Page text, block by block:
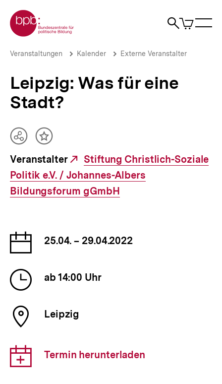
zum
Seiteninhalt
springen
Zur Startseite der bpb
Suche
Artikel
im
Leipzig:
Stadt?
bpb.de
Brotkrümelnavigation
Pfadnavigation
Veranstaltungen Kalender Externe Veranstalter
Leipzig: Was für eine
Stadt?
Veranstalter
Externer
Link:
Stiftung Christlich-Soziale
Politik e.V. / Johannes-Albers
Bildungsforum gGmbH
Teilen
Optionen
anzeigen
Inhalt
merken
Datum
der
Veranstaltung
25.04. – 29.04.2022
Uhrzeit
der
Veranstaltung
ab 14:00 Uhr
Ort
der
Leipzig
Download-
Link:
Termin herunterladen